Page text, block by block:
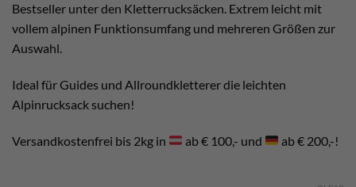
Bestseller unter den Kletterrucksäcken. Extrem leicht mit
vollem alpinen Funktionsumfang und mehreren Größen zur
Auswahl.
Ideal für Guides und Allroundkletterer die leichten
Alpinrucksack suchen!
Versandkostenfrei bis 2kg in ab € 100,- und ab € 200,-!